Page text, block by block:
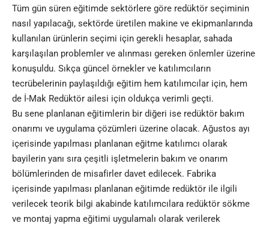
Tüm gün süren eğitimde sektörlere göre redüktör seçiminin
nasıl yapılacağı, sektörde üretilen makine ve ekipmanlarında
kullanılan ürünlerin seçimi için gerekli hesaplar, sahada
karşılaşılan problemler ve alınması gereken önlemler üzerine
konuşuldu. Sıkça güncel örnekler ve katılımcıların
tecrübelerinin paylaşıldığı eğitim hem katılımcılar için, hem
de İ-Mak Redüktör ailesi için oldukça verimli geçti.
Bu sene planlanan eğitimlerin bir diğeri ise redüktör bakım
onarımı ve uygulama çözümleri üzerine olacak. Ağustos ayı
içerisinde yapılması planlanan eğitme katılımcı olarak
bayilerin yanı sıra çeşitli işletmelerin bakım ve onarım
bölümlerinden de misafirler davet edilecek. Fabrika
içerisinde yapılması planlanan eğitimde redüktör ile ilgili
verilecek teorik bilgi akabinde katılımcılara redüktör sökme
ve montaj yapma eğitimi uygulamalı olarak verilerek